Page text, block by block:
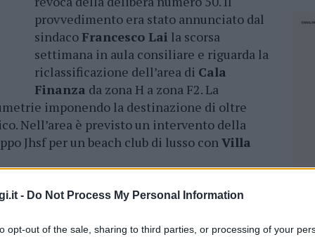
- Do Not Process My Personal Information
opt-out of the sale, sharing to third parties, or processing of your
provvedimento era stato annunciato dal
sindaco Francesco Lai la scorsa
settimana in aula consiliare e riguarda la
riclassificazione dell’area di Cala
Finanza da zona H a zona F2. La
imponendo la destinazione di oltre
Nell’area è previsto un intervento della
Jhsf per un beach club di lusso conVilla
di Cala Finanza, il Comune di Loiri